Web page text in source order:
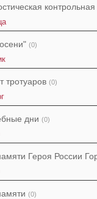
(0)
тротуаров (0)
дни (0)
Героя России
(0)